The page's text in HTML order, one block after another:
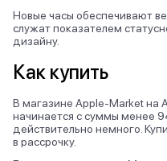
Новые часы обеспечивают
служат показателем
дизайну.
Как купить
В магазине Apple-Market на
начинается с суммы менее
действительно немного.
в рассрочку.